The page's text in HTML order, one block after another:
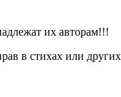
их авторам!!!
в стихах или